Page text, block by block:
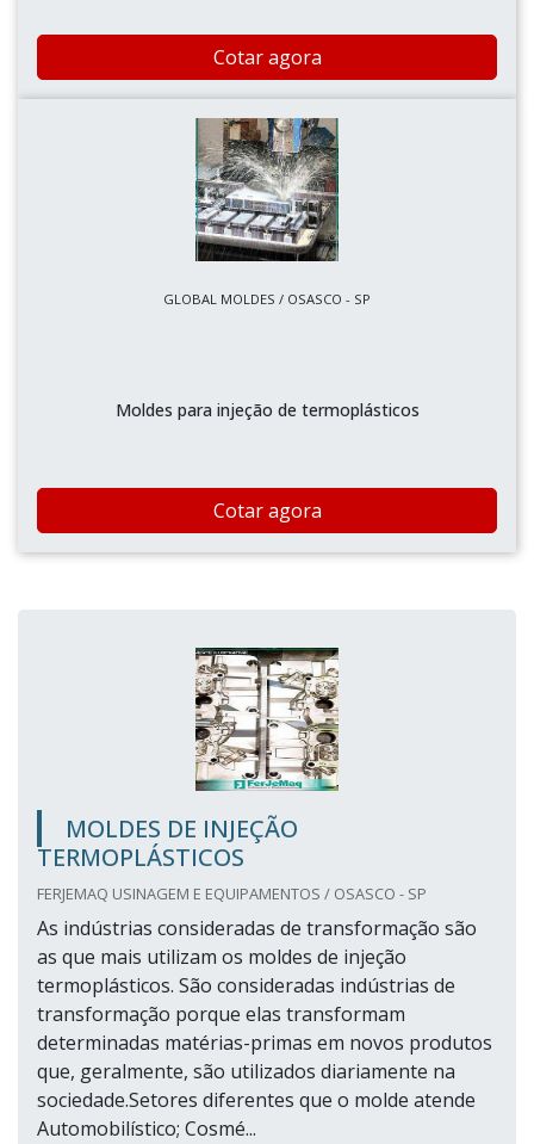
Cotar agora
GLOBAL MOLDES / OSASCO - SP
Moldes para injeção de termoplásticos
Cotar agora
MOLDES DE INJEÇÃO
TERMOPLÁSTICOS
FERJEMAQ USINAGEM E EQUIPAMENTOS / OSASCO - SP
As indústrias consideradas de transformação são
as que mais utilizam os moldes de injeção
termoplásticos. São consideradas indústrias de
transformação porque elas transformam
determinadas matérias-primas em novos produtos
que, geralmente, são utilizados diariamente na
sociedade.Setores diferentes que o molde atende
Automobilístico; Cosmé...